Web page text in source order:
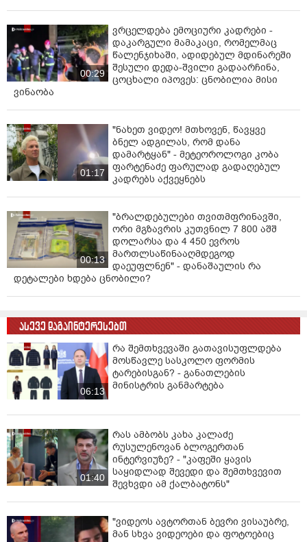
00:29
ვრცელდება ემოციური კადრები -
დაკარგული მამაკაცი, რომელმაც
წალენჯიხაში, ადიდებულ მდინარეში
შესული დედა-შვილი გადაარჩინა,
ცოცხალი იპოვეს: ცნობილია მისი
ვინაობა
01:17
"ნახეთ ვიდეო! მთხოვენ, წავყვე
ბნელ ადგილას, რომ დანა
დამარტყან" - მეტეოროლოგი კობა
ფარტენაძე ფარულად გადაღებულ
კადრებს აქვეყნებს
00:13
"ბრალდებულები თვითმფრინავში,
ორი მგზავრის კუთვნილ 7 800 აშშ
დოლარსა და 4 450 ევროს
მართლსაწინააღმდეგოდ
დაეუფლნენ" - დანაშაულის რა
დეტალები ხდება ცნობილი?
ასევე დაგაინტერესებთ
06:13
რა შემთხვევაში გათავისუფლდება
მოსწავლე სასკოლო ფორმის
ტარებისგან? - განათლების
მინისტრის განმარტება
01:40
რას ამბობს კახა კალაძე
რუსულენოვან ბლოგერთან
ინტერვიუზე? - "კაფეში ყავის
საყიდლად შევედი და შემთხვევით
შევხვდი ამ ქალბატონს"
"ვიდეოს ავტორთან ბევრი ვისაუბრე,
მან სხვა ვიდეოები და ფოტოებიც